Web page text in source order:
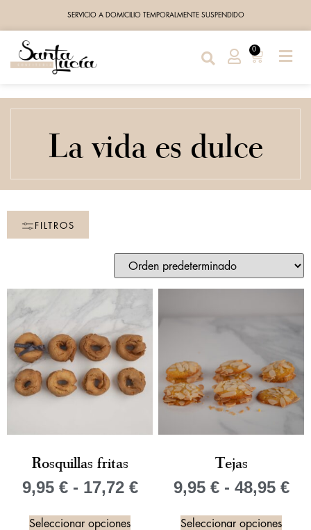
SERVICIO A DOMICILIO TEMPORALMENTE SUSPENDIDO
0
La vida es dulce
FILTROS
Rosquillas fritas
9,95 € - 17,72 €
Seleccionar opciones
Tejas
9,95 € - 48,95 €
Seleccionar opciones